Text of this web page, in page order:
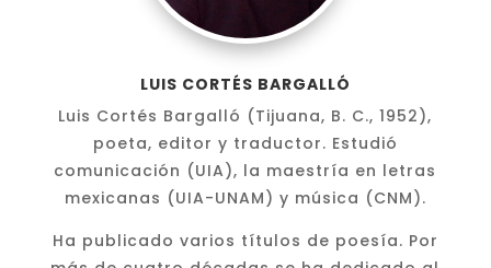
LUIS CORTÉS BARGALLÓ
Luis Cortés Bargalló (Tijuana, B. C., 1952),
poeta, editor y traductor. Estudió
comunicación (UIA), la maestría en letras
mexicanas (UIA-UNAM) y música (CNM).
Ha publicado varios títulos de poesía. Por